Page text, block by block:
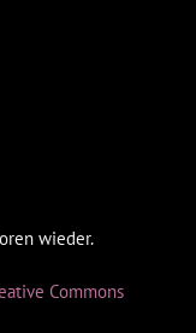
wieder.
Commons